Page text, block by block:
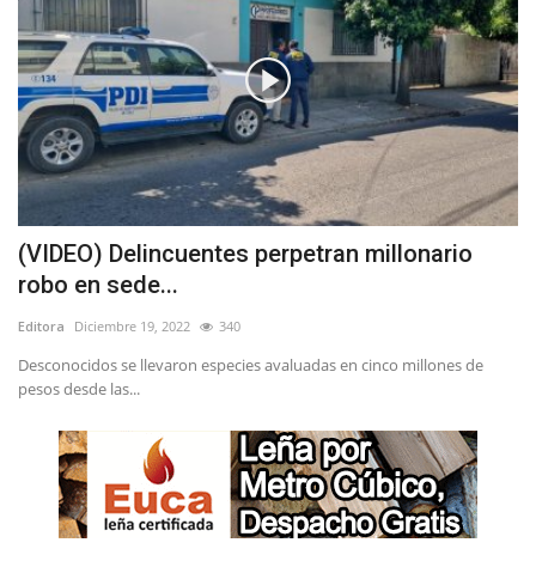
(VIDEO) Delincuentes perpetran millonario
robo en sede...
Editora Diciembre 19, 2022 340
Desconocidos se llevaron especies avaluadas en cinco millones de
pesos desde las...